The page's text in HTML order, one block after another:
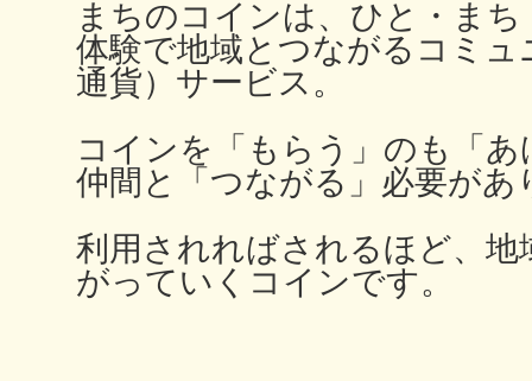
まちのコインは、ひと・ま
体験で地域とつながるコミュ
通貨）サービス。
コインを「もらう」のも「
仲間と「つながる」必要があ
利用されればされるほど、地
がっていくコインです。
日置
高知市